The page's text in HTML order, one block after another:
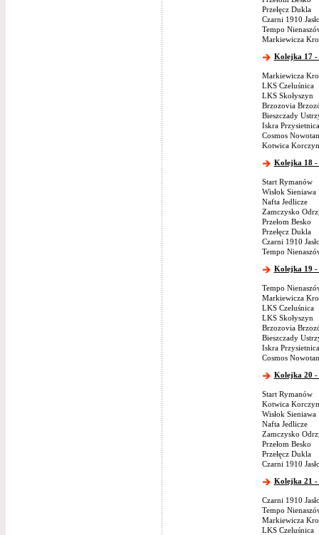
Przełęcz Dukla
Czarni 1910
Tempo
Markiewicza
Kolejka 17 -
Markiewicza
LKS Czeluśnica
LKS Skołyszyn
Brzozovia
Bieszczady
Iskra Przysietnica
Cosmos
Kotwica
Kolejka 18 -
Start Rymanów
Wisłok Sieniawa
Nafta Jedlicze
Zamczysko
Przełom Besko
Przełęcz Dukla
Czarni 1910
Tempo
Kolejka 19 -
Tempo
Markiewicza
LKS Czeluśnica
LKS Skołyszyn
Brzozovia
Bieszczady
Iskra Przysietnica
Cosmos
Kolejka 20 -
Start Rymanów
Kotwica
Wisłok Sieniawa
Nafta Jedlicze
Zamczysko
Przełom Besko
Przełęcz Dukla
Czarni 1910
Kolejka 21 -
Czarni 1910
Tempo
Markiewicza
LKS Czeluśnica